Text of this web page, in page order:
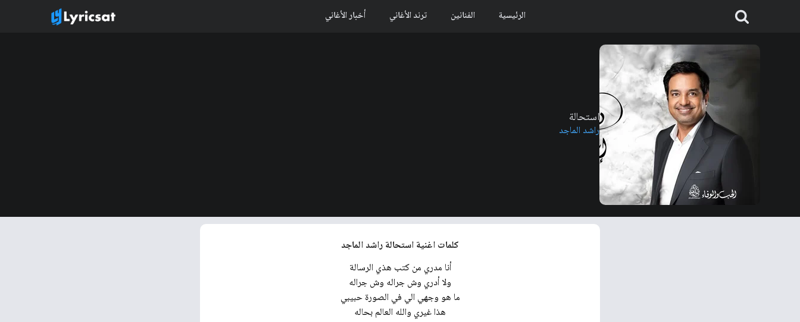
الرئيسية الفنانين ترند الأغاني أخبار الأغاني
استحالة
راشد الماجد
كلمات اغنية استحالة راشد الماجد
أنا مدري من كتب هذي الرسالة
ولا أدري وش جراله وش جراله
ما هو وجهي الي في الصورة حبيبي
هذا غيري والله العالم بحاله